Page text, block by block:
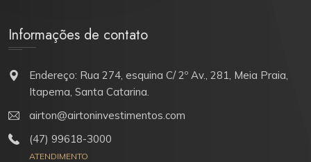
Informações de contato
Endereço: Rua 274, esquina C/ 2º Av., 281, Meia Praia,
Itapema, Santa Catarina.
airton@airtoninvestimentos.com
(47) 99618-3000
ATENDIMENTO